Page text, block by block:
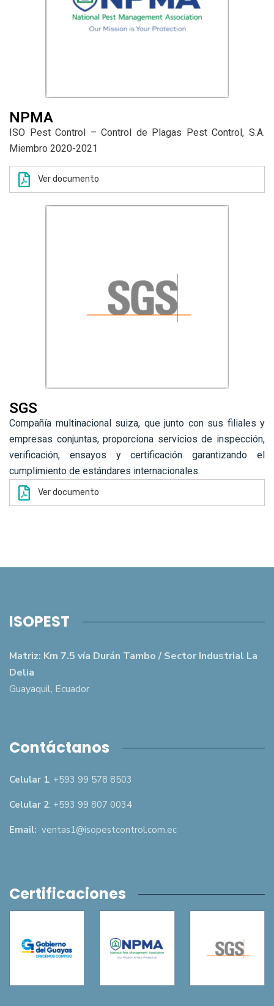
NPMA
ISO Pest Control – Control de Plagas Pest Control, S.A.
Miembro 2020-2021
Ver documento
SGS
Compañía multinacional suiza, que junto con sus filiales y
empresas conjuntas, proporciona servicios de inspección,
verificación, ensayos y certificación garantizando el
cumplimiento de estándares internacionales.
Ver documento
ISOPEST
Matriz: Km 7.5 vía Durán Tambo / Sector Industrial La
Delia
Guayaquil, Ecuador
Contáctanos
Celular 1: +593 99 578 8503
Celular 2: +593 99 807 0034
Email: ventas1@isopestcontrol.com.ec
Certificaciones